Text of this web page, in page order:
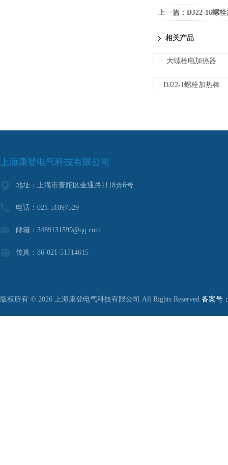
上一篇： DJ22-16螺
相关产品
大螺栓电加热器
DJ22-1螺栓加热棒
上海康登电气科技有限公司
地址：上海市普陀区金通路1118弄6号
电话：021-51097529
邮箱：3489131599@qq.com
传真：86-021-51714615
版权所有 © 2026 上海康登电气科技有限公司 All Rights Reserved 备案号